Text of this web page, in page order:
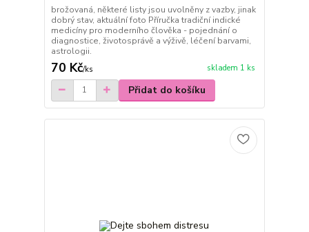
brožovaná, některé listy jsou uvolněny z vazby, jinak
dobrý stav, aktuální foto Příručka tradiční indické
medicíny pro moderního člověka - pojednání o
diagnostice, životosprávě a výživě, léčení barvami,
astrologii.
70 Kč/ks skladem 1 ks
Přidat do košíku